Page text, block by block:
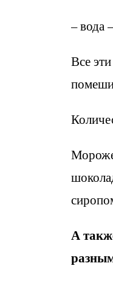
– вода
Все
А